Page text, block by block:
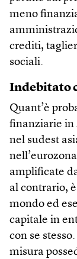
meno
crediti,
sociali.
Indebitato
Quant’è
finanziarie in
nel sudest
amplificate
al contrario,
mondo ed
capitale in
con se
misura